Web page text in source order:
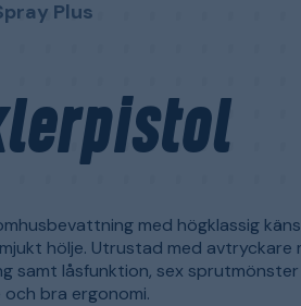
Plus
med högklassig
hölje. Utrustad med avtryckare
samt låsfunktion, sex
bra ergonomi.